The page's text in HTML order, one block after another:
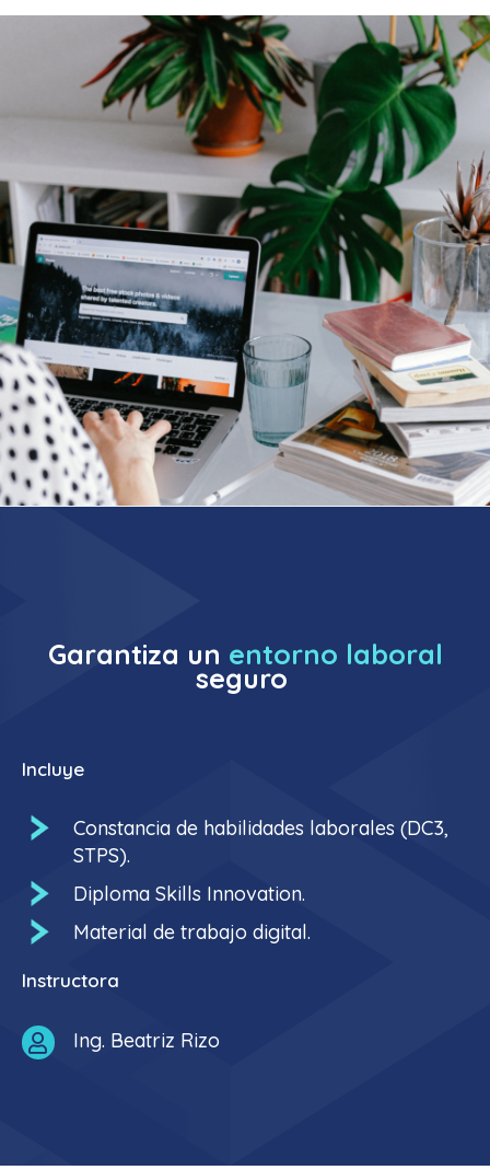
Garantiza un entorno laboral
seguro
Incluye
Constancia de habilidades laborales (DC3,
STPS).
Diploma Skills Innovation.
Material de trabajo digital.
Instructora
 Ing. Beatriz Rizo